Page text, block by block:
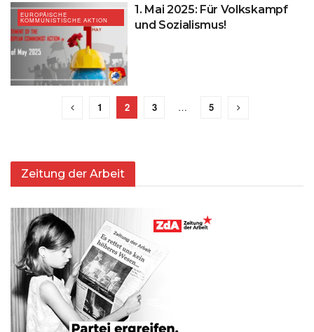
EUROPÄISCHE
KOMMUNISTISCHE AKTION
1. Mai 2025: Für Volkskampf
und Sozialismus!
1 2 3 … 5
Zeitung der Arbeit